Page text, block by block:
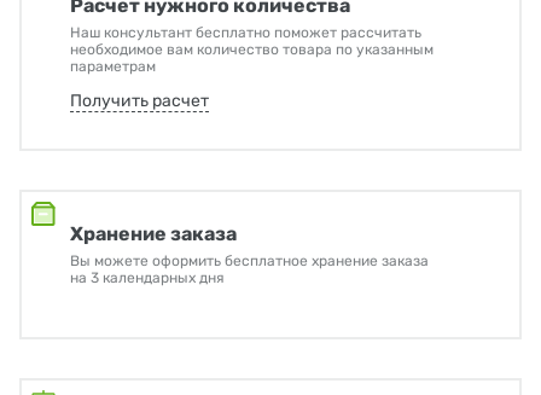
Расчет нужного количества
Наш консультант бесплатно поможет рассчитать
необходимое вам количество товара по указанным
параметрам
Получить расчет
Хранение заказа
Вы можете оформить бесплатное хранение заказа
на 3 календарных дня